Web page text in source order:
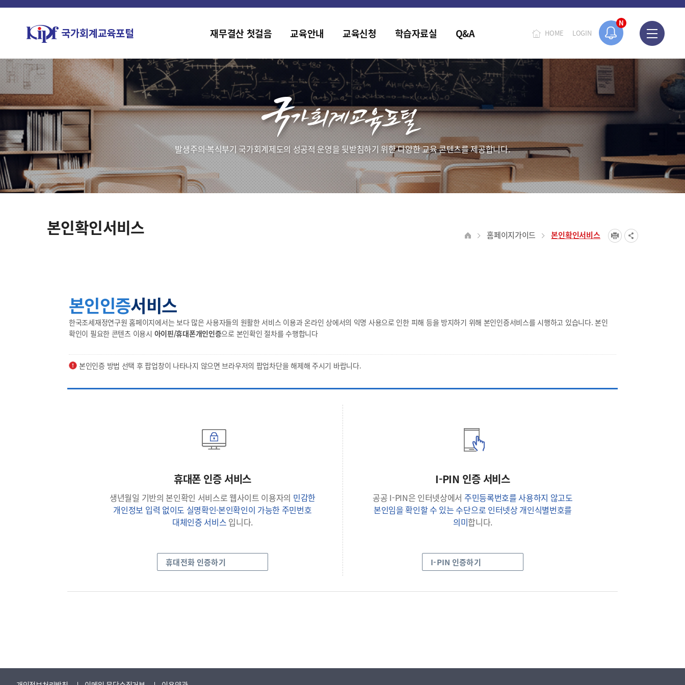
N
홈페이지가 새롭게 개편되었습니다.
HOME LOGIN
재무결산 첫걸음 교육안내 교육신청 학습자료실 Q&A
발생주의·복식부기 국가회계제도의 성공적 운영을 뒷받침하기 위한 다양한 교육 콘텐츠를 제공합니다.
본인확인서비스 홈페이지가이드 본인확인서비스
본인인증서비스
한국조세재정연구원 홈페이지에서는 보다 많은 사용자들의 원활한 서비스 이용과 온라인 상에서의 익명 사용으로 인한 피해 등을 방지하기 위해 본인인증서비스를 시행하고 있습니다. 본인
확인이 필요한 콘텐츠 이용시 아이핀/휴대폰개인인증으로 본인확인 절차를 수행합니다
본인인증 방법 선택 후 팝업창이 나타나지 않으면 브라우저의 팝업차단을 해제해 주시기 바랍니다.
휴대폰 인증 서비스
생년월일 기반의 본인확인 서비스로 웹사이트 이용자의 민감한
개인정보 입력 없이도 실명확인·본인확인이 가능한 주민번호
대체인증 서비스 입니다.
휴대전화 인증하기
I-PIN 인증 서비스
공공 I-PIN은 인터넷상에서 주민등록번호를 사용하지 않고도
본인임을 확인할 수 있는 수단으로 인터넷상 개인식별번호를
의미합니다.
I-PIN 인증하기